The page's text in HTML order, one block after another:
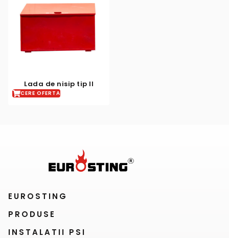
Lada de nisip tip II
CERE OFERTA
EUROSTING
PRODUSE
INSTALATII PSI